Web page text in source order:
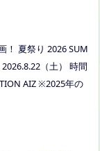
ふわさぽ(夜のごは
松312-6) 参加者：
！ 夏祭り 2026 SUM
（土） 時間
AIZ ※2025年の